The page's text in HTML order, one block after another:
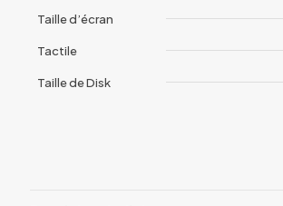
Taille d’écran
Tactile
Taille de Disk
sur “HP ProBook 440 G9